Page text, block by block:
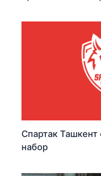
Спартак Ташкент
набор